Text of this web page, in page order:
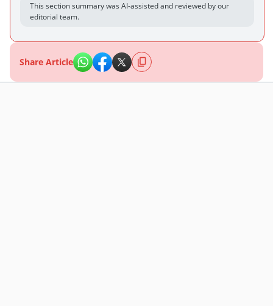
This section summary was AI-assisted and reviewed by our
editorial team.
Share Article